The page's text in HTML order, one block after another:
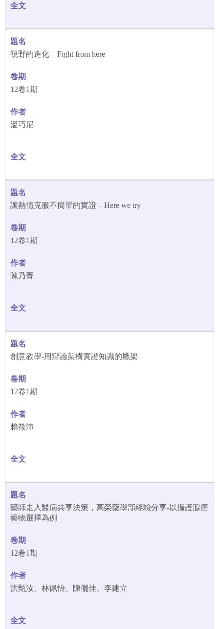
視野的進化 – Fight from here
12卷1期
溫巧尼
讓熱情克服不簡單的實證 – Here we try
12卷1期
陳乃菁
創意教學-用辯論架構實證知識的鷹架
12卷1期
賴筱沛
藥師走入醫病共享決策，高榮藥學部經驗分享-以攝護腺癌
藥物選擇為例
12卷1期
洪甄汝、林佩怡、陳儷佳、李建立